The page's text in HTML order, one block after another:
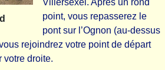
Villersexel. Après un rond
point, vous repasserez le
pont sur l’Ognon (au-dessus
rejoindrez votre point de départ
votre droite.